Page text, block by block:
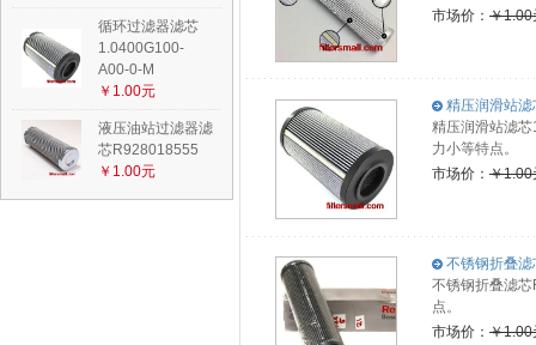
循环过滤器滤芯
1.0400G100-
A00-0-M
￥1.00元
液压油站过滤器滤
芯R928018555
￥1.00元
市场价： ￥1.00
精压润滑站
精压润滑站滤
力小等特点。
市场价： ￥1.00
不锈钢折叠
不锈钢折叠滤
点。
市场价： ￥1.00